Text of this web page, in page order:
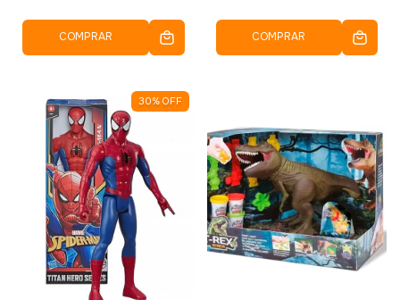
COMPRAR COMPRAR
30% OFF